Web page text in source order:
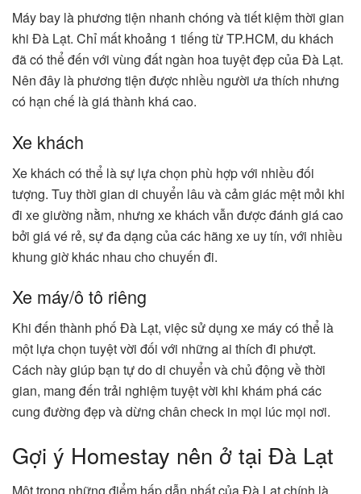
Máy bay là phương tiện nhanh chóng và tiết kiệm thời gian
khi Đà Lạt. Chỉ mất khoảng 1 tiếng từ TP.HCM, du khách
đã có thể đến với vùng đất ngàn hoa tuyệt đẹp của Đà Lạt.
Nên đây là phương tiện được nhiều người ưa thích nhưng
có hạn chế là giá thành khá cao.
Xe khách
Xe khách có thể là sự lựa chọn phù hợp với nhiều đối
tượng. Tuy thời gian di chuyển lâu và cảm giác mệt mỏi khi
đi xe giường nằm, nhưng xe khách vẫn được đánh giá cao
bởi giá vé rẻ, sự đa dạng của các hãng xe uy tín, với nhiều
khung giờ khác nhau cho chuyến đi.
Xe máy/ô tô riêng
Khi đến thành phố Đà Lạt, việc sử dụng xe máy có thể là
một lựa chọn tuyệt vời đối với những ai thích đi phượt.
Cách này giúp bạn tự do di chuyển và chủ động về thời
gian, mang đến trải nghiệm tuyệt vời khi khám phá các
cung đường đẹp và dừng chân check in mọi lúc mọi nơi.
Gợi ý Homestay nên ở tại Đà Lạt